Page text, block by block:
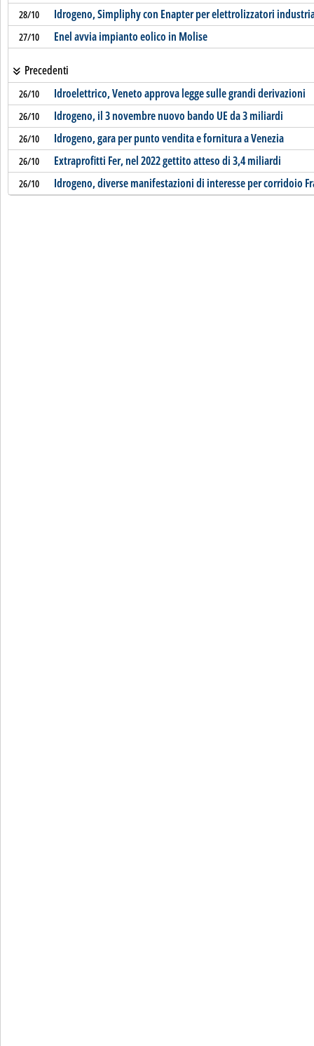
28/10 Idrogeno, Simpliphy con Enapter per elettrolizzatori
27/10 Enel avvia impianto eolico in Molise
Precedenti
26/10 Idroelettrico, Veneto approva legge sulle grandi derivazioni
26/10 Idrogeno, il 3 novembre nuovo bando UE da 3 miliardi
26/10 Idrogeno, gara per punto vendita e fornitura a Venezia
26/10 Extraprofitti Fer, nel 2022 gettito atteso di 3,4 miliardi
26/10 Idrogeno, diverse manifestazioni di interesse per corridoio